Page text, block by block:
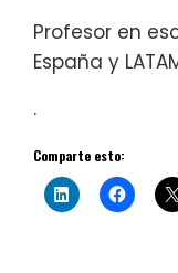
Profesor en
España y
.
Comparte esto: